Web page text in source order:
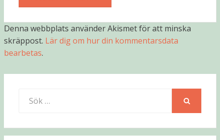
Denna webbplats använder Akismet för att minska
skräppost. Lär dig om hur din kommentarsdata
bearbetas.
efter: